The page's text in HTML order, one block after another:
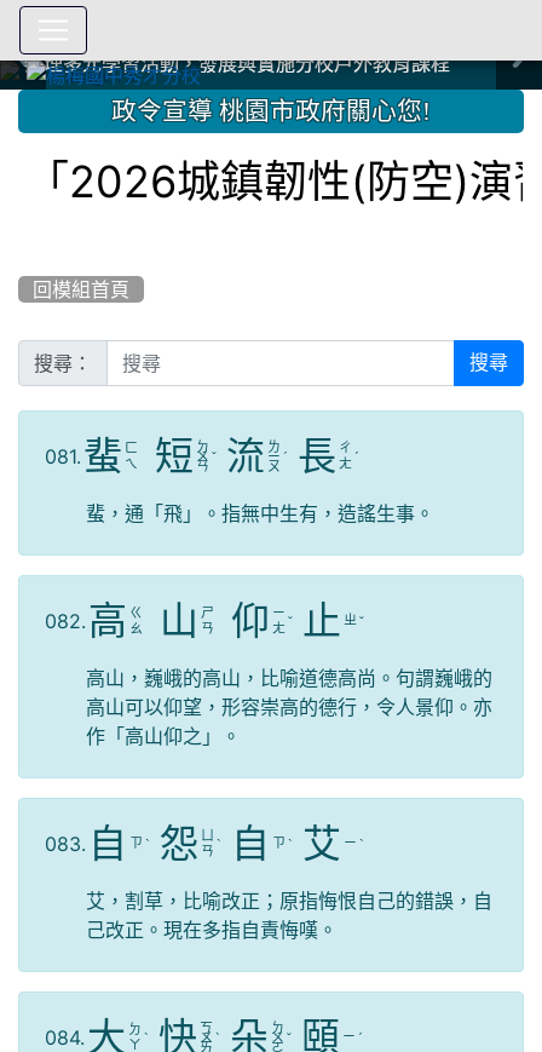
中國信託商業銀行 2023.04.22 愛傳球計畫
中國信託商業銀行 2023.04.22 愛傳球計畫
辦理多元學習活動，發展與實施分校戶外教育課程
辦理多元學習活動，發展與實施分校戶外教育課程
爭取社會資源，傳愛與溫暖：2024.3.19 桃園市家長會與桃
園女子美容商業童也工會義剪活動
爭取社會資源，傳愛與溫暖：2024.3.19 桃園市家長會與桃
園女子美容商業童也工會義剪活動
112學年度畢業學生與師長合照
112學年度畢業學生與師長合照
辦理多元學習活動，發展與實施分校戶外教育課程
辦理多元學習活動，發展與實施分校戶外教育課程
爭取社會資源，傳愛與溫暖：110.12.22 國際獅子會與本校
師生歲末感恩活動
爭取社會資源，傳愛與溫暖：110.12.22 國際獅子會與本校
師生歲末感恩活動
爭取社會資源，傳愛與溫暖：110.12.22 國際獅子會贈送本
校學生耶誕禮物
爭取社會資源，傳愛與溫暖：110.12.22 國際獅子會贈送本
校學生耶誕禮物
112.9.27參觀客家博覽會
112.9.27參觀客家博覽會
2023.12.27 國際獅子會贈送本校學生耶誕禮物
2023.12.27 國際獅子會贈送本校學生耶誕禮物
2023.12.27 國際獅子會贊助本校學生獎助學金
2023.12.27 國際獅子會贊助本校學生獎助學金
2023.12.27 聖誕感恩歌謠競賽；本校師生與國際獅子會獅
兄、師姐同樂
2023.12.27 聖誕感恩歌謠競賽；本校師生與國際獅子會獅
兄、師姐同樂
建置優質學習空間；合作互惠，建立良善公共關係
建置優質學習空間；合作互惠，建立良善公共關係
::: 政令宣導 桃園市政府關心您!
2026城鎮韌性(防空)演習
回模組首頁
搜尋： 搜尋
081. 蜚 ㄈ
ㄟ
短 ㄉ
ㄨ
ㄢ
ˇ 流 ㄌ
ㄧ
ㄡ
ˊ 長 ㄔ
ㄤ ˊ
蜚，通「飛」。指無中生有，造謠生事。
082. 高 ㄍ
ㄠ
山 ㄕ
ㄢ
仰 ㄧ
ㄤ ˇ 止 ㄓ ˇ
高山，巍峨的高山，比喻道德高尚。句謂巍峨的
高山可以仰望，形容崇高的德行，令人景仰。亦
作「高山仰之」。
083. 自 ㄗ ˋ 怨 ㄢ ˋ 自 ㄗ ˋ 艾 ㄧ ˋ
艾，割草，比喻改正；原指悔恨自己的錯誤，自
己改正。現在多指自責悔嘆。
084. 大 ㄉ
ㄚ ˋ 快 ㄎ
ㄨ
ㄞ
ˋ 朵 ㄉ
ㄨ
ㄛ
ˇ 頤 ㄧ ˊ